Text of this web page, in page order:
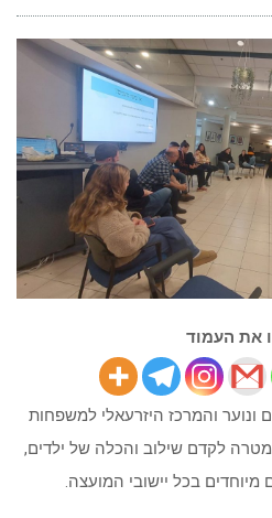
את העמוד
ונוער והמרכז היזרעאלי למשפחות
לקדם שילוב והכלה של ילדים,
מיוחדים בכל יישובי המועצה.